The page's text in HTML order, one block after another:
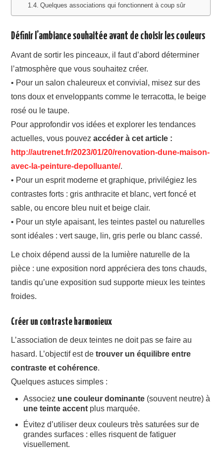
Quelques associations qui fonctionnent à coup sûr
Définir l’ambiance souhaitée avant de choisir les couleurs
Avant de sortir les pinceaux, il faut d’abord déterminer
l’atmosphère que vous souhaitez créer.
• Pour un salon chaleureux et convivial, misez sur des
tons doux et enveloppants comme le terracotta, le beige
rosé ou le taupe.
Pour approfondir vos idées et explorer les tendances
actuelles, vous pouvezaccéder à cet article :
http://autrenet.fr/2023/01/20/renovation-dune-maison-
avec-la-peinture-depolluante/.
• Pour un esprit moderne et graphique, privilégiez les
contrastes forts : gris anthracite et blanc, vert foncé et
sable, ou encore bleu nuit et beige clair.
• Pour un style apaisant, les teintes pastel ou naturelles
sont idéales : vert sauge, lin, gris perle ou blanc cassé.
Le choix dépend aussi de la lumière naturelle de la
pièce : une exposition nord appréciera des tons chauds,
tandis qu’une exposition sud supporte mieux les teintes
froides.
Créer un contraste harmonieux
L’association de deux teintes ne doit pas se faire au
hasard. L’objectif est detrouver un équilibre entre
contraste et cohérence.
Quelques astuces simples :
Associez une couleur dominante (souvent neutre) à
une teinte accent plus marquée.
Évitez d’utiliser deux couleurs très saturées sur de
grandes surfaces : elles risquent de fatiguer
visuellement.